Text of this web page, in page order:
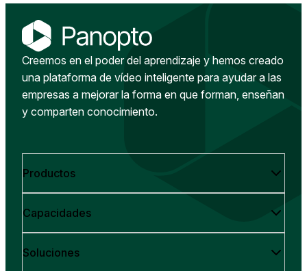
Creemos en el poder del aprendizaje y hemos creado
una plataforma de vídeo inteligente para ayudar a las
empresas a mejorar la forma en que forman, enseñan
y comparten conocimiento.
Productos
Capacidades
Soluciones